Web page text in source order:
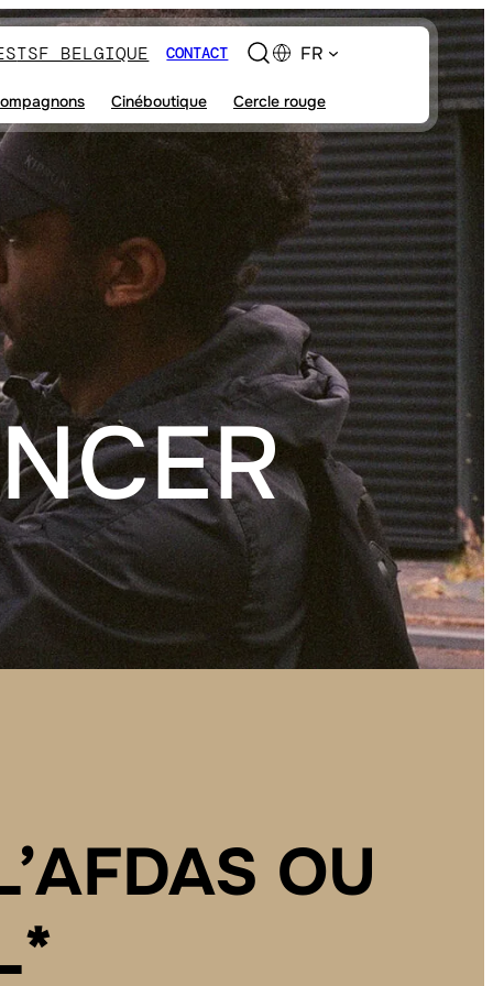
TSF BELGIQUE CONTACT FR
Cinéboutique Cercle rouge
’AFDAS OU
*